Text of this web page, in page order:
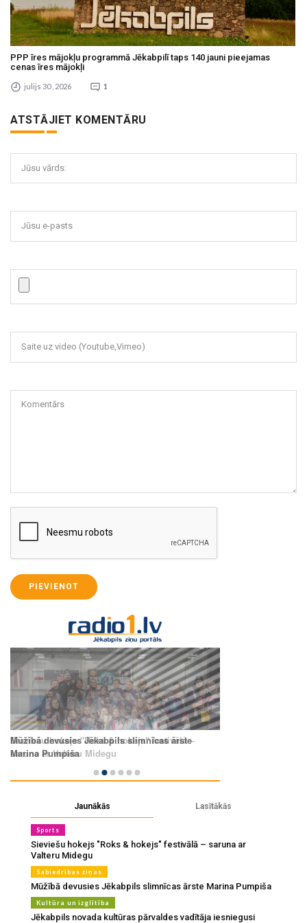
PPP īres mājokļu programmā Jēkabpilī taps 140 jauni pieejamas
cenas īres mājokļi
julijs 30 , 2026 1
ATSTĀJIET KOMENTĀRU
Jūsu vārds:
Jūsu e-pasts
Saite uz video (Youtube,Vimeo)
Komentārs
PIEVIENOT
Jaunākās Lasītākās
Sports
Sieviešu hokejs "Roks & hokejs" festivālā – saruna ar
Valteru Midegu
Sabiedrības ziņas
Mūžībā devusies Jēkabpils slimnīcas ārste Marina Pumpiša
Kultūra un izglītība
Jēkabpils novada kultūras pārvaldes vadītāja iesniegusi